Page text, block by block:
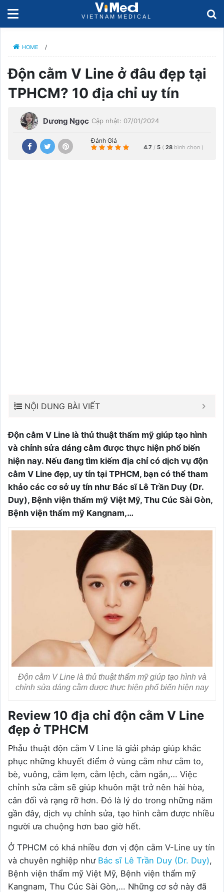
HOME /
Độn cằm V Line ở đâu đẹp tại
TPHCM? 10 địa chỉ uy tín
Dương Ngọc Cập nhật: 07/01/2024
Đánh Giá
4.7 / 5 ( 28 bình chọn )
NỘI DUNG BÀI VIẾT
Độn cằm V Line là thủ thuật thẩm mỹ giúp tạo hình
và chỉnh sửa dáng cằm được thực hiện phổ biến
hiện nay. Nếu đang tìm kiếm địa chỉ có dịch vụ độn
cằm V Line đẹp, uy tín tại TPHCM, bạn có thể tham
khảo các cơ sở uy tín như Bác sĩ Lê Trần Duy (Dr.
Duy), Bệnh viện thẩm mỹ Việt Mỹ, Thu Cúc Sài Gòn,
Bệnh viện thẩm mỹ Kangnam,…
Độn cằm V Line là thủ thuật thẩm mỹ giúp tạo hình và
chỉnh sửa dáng cằm được thực hiện phổ biến hiện nay
Review 10 địa chỉ độn cằm V Line
đẹp ở TPHCM
Phẫu thuật độn cằm V Line là giải pháp giúp khắc
phục những khuyết điểm ở vùng cằm như cằm to,
bè, vuông, cằm lẹm, cằm lệch, cằm ngắn,… Việc
chỉnh sửa cằm sẽ giúp khuôn mặt trở nên hài hòa,
cân đối và rạng rỡ hơn. Đó là lý do trong những năm
gần đây, dịch vụ chỉnh sửa, tạo hình cằm được nhiều
người ưa chuộng hơn bao giờ hết.
Ở TPHCM có khá nhiều đơn vị độn cằm V-Line uy tín
và chuyên nghiệp như Bác sĩ Lê Trần Duy (Dr. Duy),
Bệnh viện thẩm mỹ Việt Mỹ, Bệnh viện thẩm mỹ
Kangnam, Thu Cúc Sài Gòn,… Những cơ sở này đã